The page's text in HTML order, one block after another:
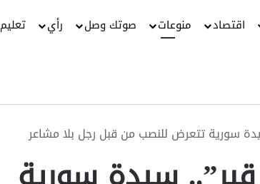
اقتصاد منوعات صوتك وصل رأي تعليم
سورية تتعرض للنصب من قبل رجل بلا مشاعر